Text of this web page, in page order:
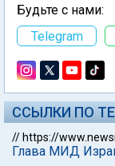
Будьте с нами:
Telegram
ССЫЛКИ ПО
// https://
Глава МИД